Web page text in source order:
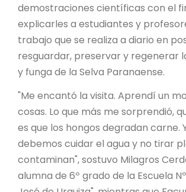
demostraciones científicas con el
explicarles a estudiantes y
trabajo que se realiza a diario en
resguardar, preservar y regenerar
y funga de la Selva Paranaense.
"Me encantó la visita. Aprendí un
cosas. Lo que más me sorprendió,
es que los hongos degradan carne.
debemos cuidar el agua y no tirar
contaminan", sostuvo Milagros
alumna de 6º grado de la Escuela